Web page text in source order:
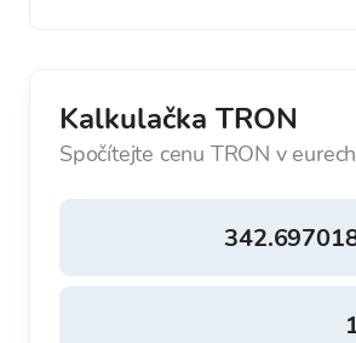
Kalkulačka TRON
Spočítejte cenu TRON v eurech